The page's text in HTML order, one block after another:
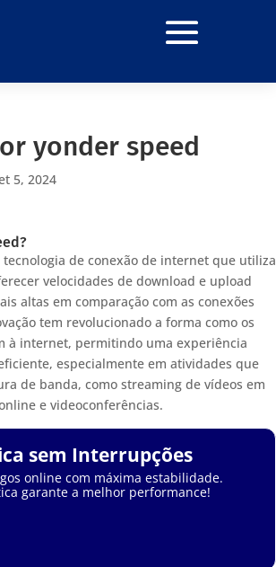
yonder speed
5, 2024
tecnologia de conexão de internet que utiliza
velocidades de download e upload
altas em comparação com as conexões
tem revolucionado a forma como os
à internet, permitindo uma experiência
especialmente em atividades que
de banda, como streaming de vídeos em
e videoconferências.
sem Interrupções
online com máxima estabilidade.
garante a melhor performance!